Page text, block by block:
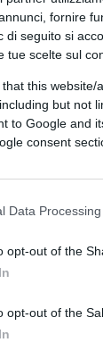
fornire
di seguito si
tue scelte sul
that this
but not
to Google and
consent
Data
opt-out of the
opt-out of the
c’è. Toc